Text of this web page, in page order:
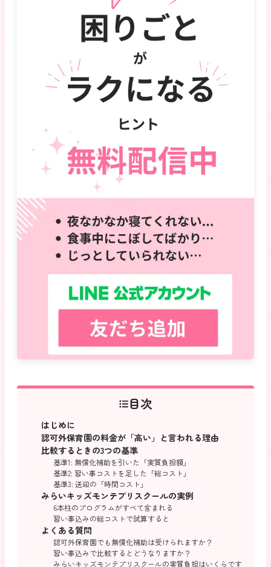
目次
はじめに
認可外保育園の料金が「高い」と言われる理由
比較するときの3つの基準
基準1: 無償化補助を引いた「実質負担額」
基準2: 習い事コストを足した「総コスト」
基準3: 送迎の「時間コスト」
みらいキッズモンテプリスクールの実例
6本柱のプログラムがすべて含まれる
習い事込みの総コストで試算すると
よくある質問
認可外保育園でも無償化補助は受けられますか？
習い事込みで比較するとどうなりますか？
みらいキッズモンテプリスクールの実質負担はいくらです